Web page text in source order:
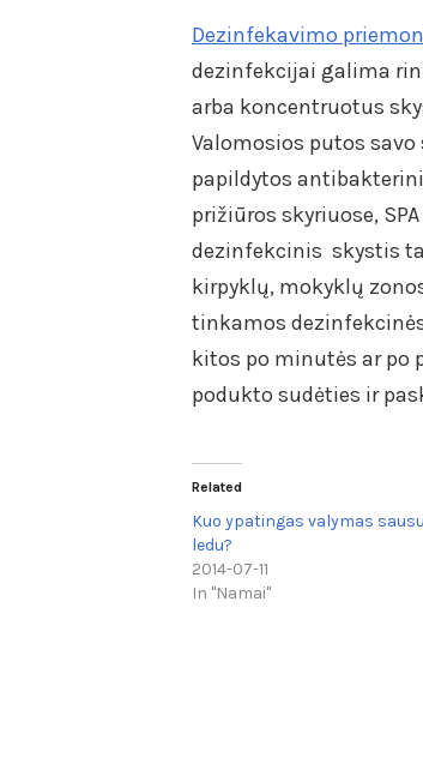
Dezinfekavimo
dezinfekcijai galima
arba koncentruotus
Valomosios putos
papildytos
prižiūros skyriuose,
dezinfekcinis skystis
kirpyklų, mokyklų
tinkamos
kitos po minutės ar po
podukto sudėties ir
Related
Kuo ypatingas valymas sausu
ledu?
2014-07-11
In "Namai"